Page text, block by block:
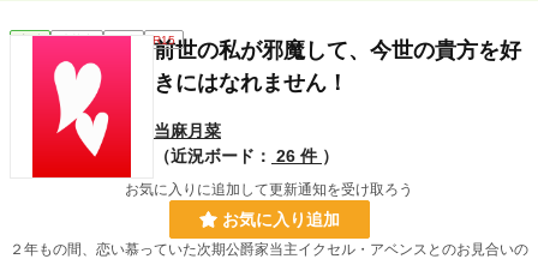
恋愛 連載中 長編 R15
前世の私が邪魔して、今世の貴方を好
きにはなれません！
当麻月菜
（近況ボード： 26 件 ）
お気に入りに追加して更新通知を受け取ろう
お気に入り追加
２年もの間、恋い慕っていた次期公爵家当主イクセル・アベンスとのお見合いの